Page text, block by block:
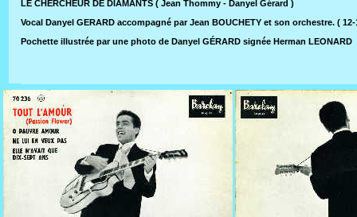
LE CHERCHEUR DE DIAMANTS ( Jean Thommy - Danyel Gérard )
Vocal Danyel GERARD accompagné par Jean BOUCHETY et son orchestre. ( 12-
Pochette illustrée par une photo de Danyel GÉRARD signée Herman LEONARD